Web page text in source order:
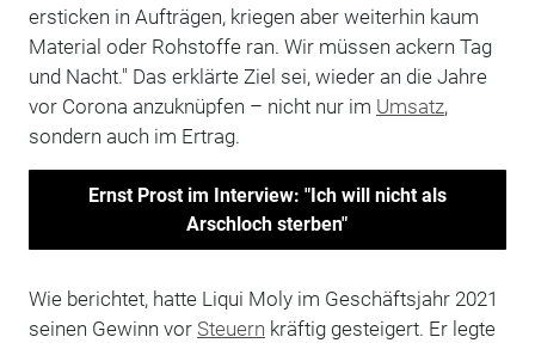
ersticken in Aufträgen, kriegen aber weiterhin kaum
Material oder Rohstoffe ran. Wir müssen ackern Tag
und Nacht." Das erklärte Ziel sei, wieder an die Jahre
vor Corona anzuknüpfen – nicht nur im Umsatz,
sondern auch im Ertrag.
Ernst Prost im Interview: "Ich will nicht als
Arschloch sterben"
Wie berichtet, hatte Liqui Moly im Geschäftsjahr 2021
seinen Gewinn vor Steuern kräftig gesteigert. Er legte